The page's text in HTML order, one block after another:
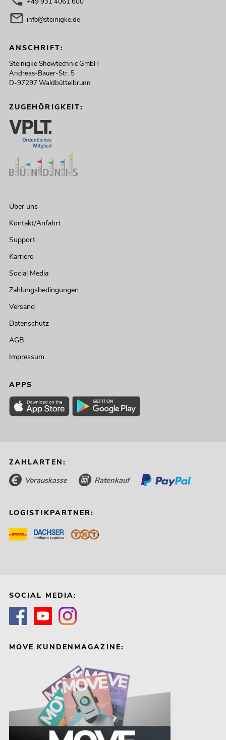
info@steinigke.de
ANSCHRIFT:
Steinigke Showtechnic GmbH
Andreas-Bauer-Str. 5
D-97297 Waldbüttelbrunn
ZUGEHÖRIGKEIT:
Über uns
Kontakt/Anfahrt
Support
Karriere
Social Media
Zahlungsbedingungen
Versand
Datenschutz
AGB
Impressum
APPS
ZAHLARTEN:
Vorauskasse Ratenkauf
LOGISTIKPARTNER:
SOCIAL MEDIA:
MOVE KUNDENMAGAZINE: